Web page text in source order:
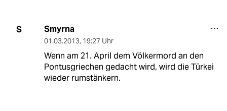
S Smyrna
01.03.2013, 19:27 Uhr
Wenn am 21. April dem Völkermord an den
Pontusgriechen gedacht wird, wird die Türkei
wieder rumstänkern.